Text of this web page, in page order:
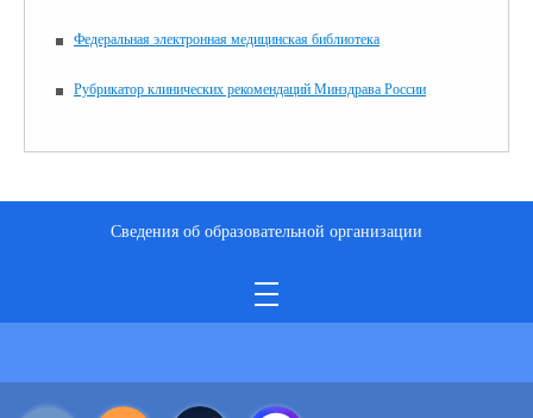
Федеральная электронная медицинская библиотека
Рубрикатор клинических рекомендаций Минздрава России
Сведения об образовательной организации